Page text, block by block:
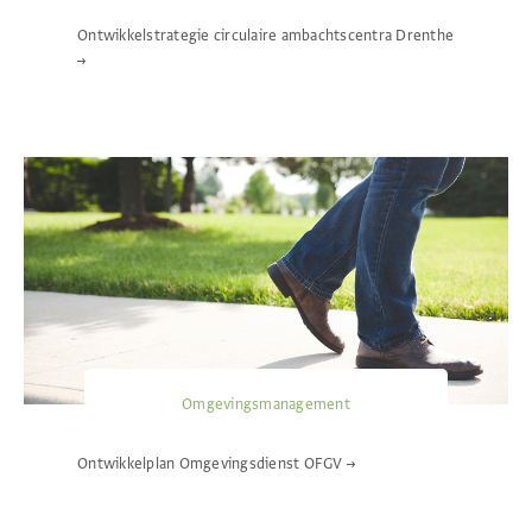
Ontwikkelstrategie circulaire ambachtscentra Drenthe
→
Omgevingsmanagement
Ontwikkelplan Omgevingsdienst OFGV →